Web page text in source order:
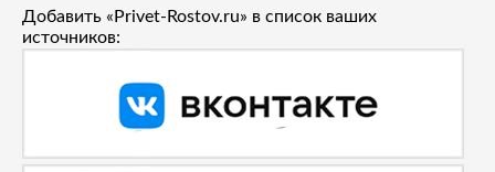
Добавить «Privet-Rostov.ru» в список ваших
источников: